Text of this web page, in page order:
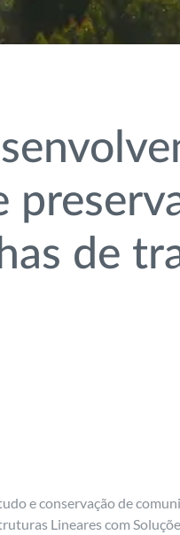
de
e conservação de
Lineares com